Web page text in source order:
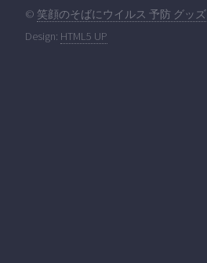
© 笑顔のそばにウイルス 予防 グッズ
Design: HTML5 UP